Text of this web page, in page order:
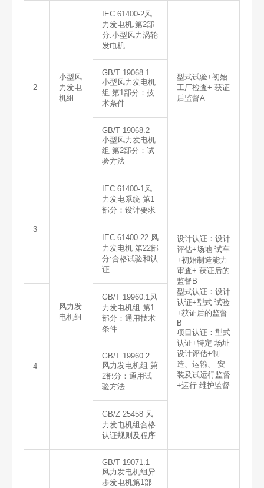
2
小型风
力发电
机组
IEC 61400-2风
力发电机.第2部
分:小型风力涡轮
发电机
型式试验+初始
工厂检査+ 获证
后监督A
GB/T 19068.1
小型风力发电机
组 第1部分：技
术条件
GB/T 19068.2
小型风力发电机
组 第2部分：试
验方法
3
风力发
电机组
IEC 61400-1风
力发电系统 第1
部分：设计要求
设计认证：设计
评估+场地 试车
+初始制造能力
审査+ 获证后的
监督B
型式认证：设计
认证+型式 试验
+获证后的监督
B
项目认证：型式
认证+特定 场址
设计评估+制
造、运输、 安
装及试运行监督
+运行 维护监督
IEC 61400-22 风
力发电机 第22部
分:合格试验和认
证
4
GB/T 19960.1风
力发电机组 第1
部分：通用技术
条件
GB/T 19960.2
风力发电机组 第
2部分：通用试
验方法
GB/Z 25458 风
力发电机组合格
认证规则及程序
GB/T 19071.1
风力发电机组异
步发电机第1部